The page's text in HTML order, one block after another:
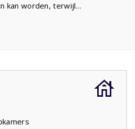
kan worden, terwijl
meubilair
vaatwasser, koelkast met
Er zijn drie slaapkamers
, zodat u de volgende dag
kunt genieten van een nieuwe
met een